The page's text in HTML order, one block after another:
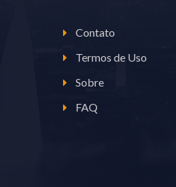
Contato
Termos de Uso
Sobre
FAQ